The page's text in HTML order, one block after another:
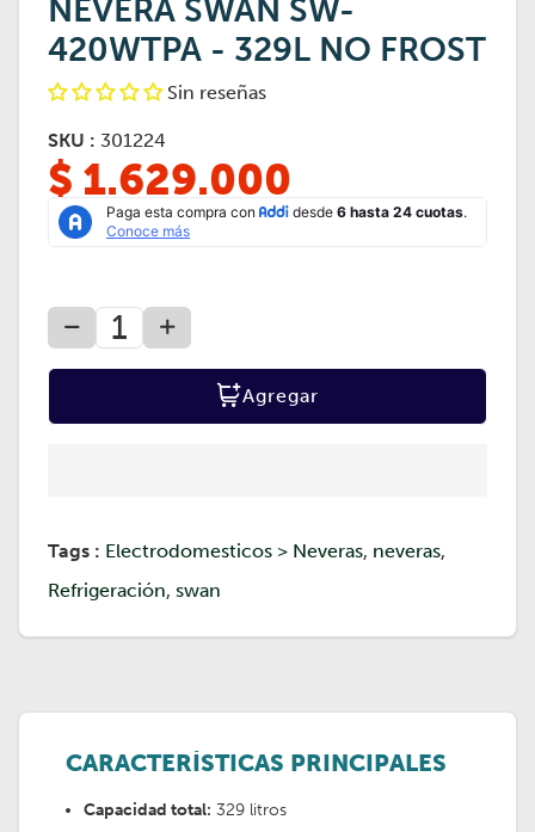
NEVERA SWAN SW-
420WTPA - 329L NO FROST
Sin reseñas
SKU : 301224
$ 1.629.000
Agregar
Tags : Electrodomesticos > Neveras, neveras,
Refrigeración, swan
CARACTERÍSTICAS PRINCIPALES
Capacidad total: 329 litros